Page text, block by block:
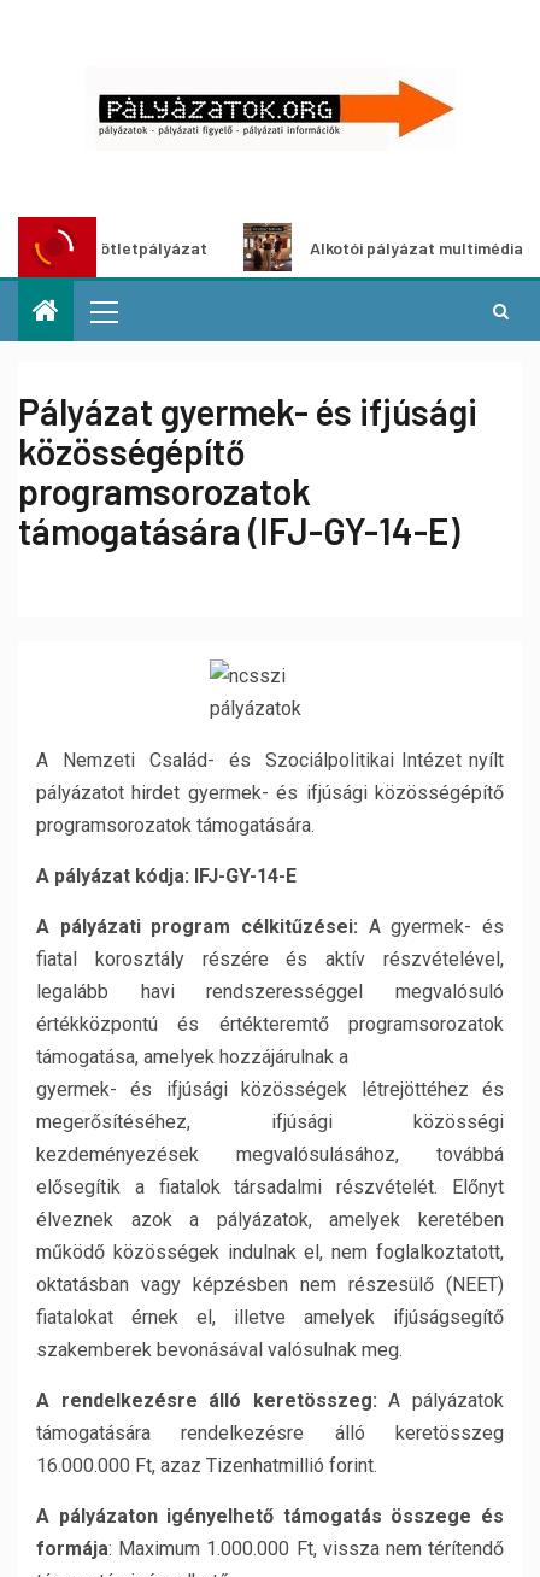
ötletpályázat Alkotói pályázat multimédia-
Pályázat gyermek- és ifjúsági
közösségépítő
programsorozatok
támogatására (IFJ-GY-14-E)
A Nemzeti Család- és Szociálpolitikai Intézet nyílt
pályázatot hirdet gyermek- és ifjúsági közösségépítő
programsorozatok támogatására.
A pályázat kódja: IFJ-GY-14-E
A pályázati program célkitűzései: A gyermek- és
fiatal korosztály részére és aktív részvételével,
legalább havi rendszerességgel megvalósuló
értékközpontú és értékteremtő programsorozatok
támogatása, amelyek hozzájárulnak a
gyermek- és ifjúsági közösségek létrejöttéhez és
megerősítéséhez, ifjúsági közösségi
kezdeményezések megvalósulásához, továbbá
elősegítik a fiatalok társadalmi részvételét. Előnyt
élveznek azok a pályázatok, amelyek keretében
működő közösségek indulnak el, nem foglalkoztatott,
oktatásban vagy képzésben nem részesülő (NEET)
fiatalokat érnek el, illetve amelyek ifjúságsegítő
szakemberek bevonásával valósulnak meg.
A rendelkezésre álló keretösszeg: A pályázatok
támogatására rendelkezésre álló keretösszeg
16.000.000 Ft, azaz Tizenhatmillió forint.
A pályázaton igényelhető támogatás összege és
formája: Maximum 1.000.000 Ft, vissza nem térítendő